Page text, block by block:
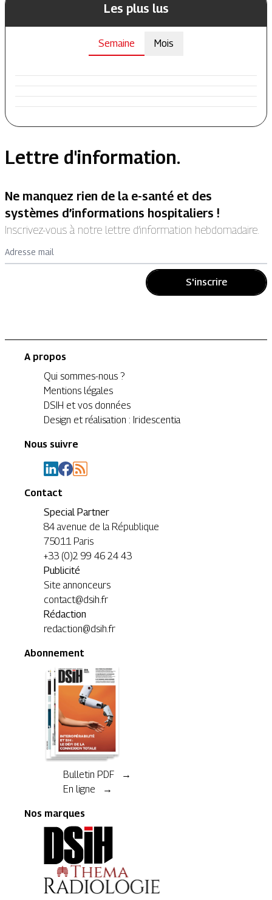
Les plus lus
Semaine Mois
Lettre d'information.
Ne manquez rien de la e-santé et des
systèmes d’informations hospitaliers !
Inscrivez-vous à notre lettre d’information hebdomadaire.
Adresse mail
S'inscrire
A propos
Qui sommes-nous ?
Mentions légales
DSIH et vos données
Design et réalisation : Iridescentia
Nous suivre
Contact
Special Partner
84 avenue de la République
75011 Paris
+33 (0)2 99 46 24 43
Publicité
Site annonceurs
contact@dsih.fr
Rédaction
redaction@dsih.fr
Abonnement
Bulletin PDF →
En ligne →
Nos marques